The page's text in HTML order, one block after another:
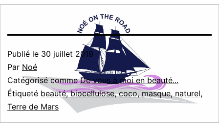
Publié le 30 juillet 2019
Par Noé
Catégorisé commeDe vous à moi en beauté...
Étiqueté beauté,biocellulose,coco,masque, naturel,
Terre de Mars